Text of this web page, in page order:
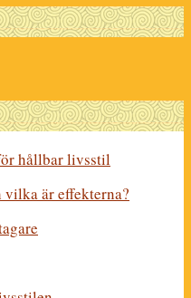
hållbar livsstil
vilka är effekterna?